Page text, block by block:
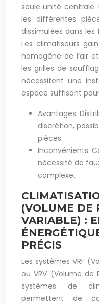
seule unité centrale.
les différentes
dissimulées dans
Les climatiseurs
homogène de l’air
les grilles de
nécessitent une
espace suffisant
Avantages:
discrétion,
pièces.
Inconvénients:
nécessité de
complexe.
(VOLUME DE
VARIABLE) :
PRÉCIS
Les systèmes VRF
ou VRV (Volume de
systèmes de
permettent de